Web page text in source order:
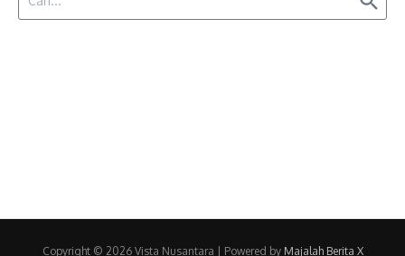
Copyright © 2026 Vista Nusantara | Powered by Majalah Berita X